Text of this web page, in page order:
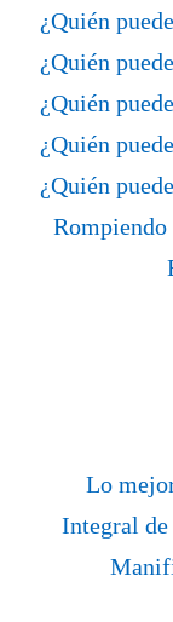
¿Quién
¿Quién
¿Quién
¿Quién
¿Quién
Lo
Integral de